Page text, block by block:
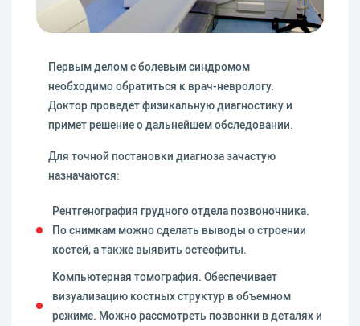
Первым делом с болевым синдромом
необходимо обратиться к врач-неврологу.
Доктор проведет физикальную диагностику и
примет решение о дальнейшем обследовании.
Для точной постановки диагноза зачастую
назначаются:
Рентгенография грудного отдела позвоночника.
По снимкам можно сделать выводы о строении
костей, а также выявить остеофиты.
Компьютерная томография. Обеспечивает
визуализацию костных структур в объемном
режиме. Можно рассмотреть позвонки в деталях и